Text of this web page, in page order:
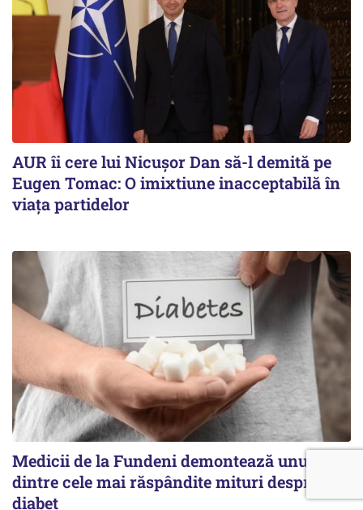
AUR îi cere lui Nicușor Dan să-l demită pe
Eugen Tomac: O imixtiune inacceptabilă în
viața partidelor
Medicii de la Fundeni demontează unul
dintre cele mai răspândite mituri despre
diabet